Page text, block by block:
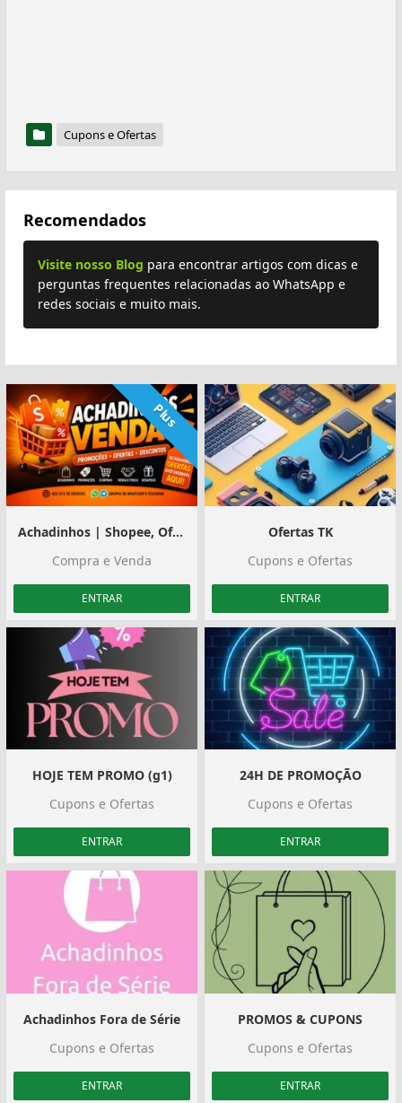
Cupons e Ofertas
Recomendados
Visite nosso Blog para encontrar artigos com dicas e
perguntas frequentes relacionadas ao WhatsApp e
redes sociais e muito mais.
Plus
Achadinhos | Shopee, Ofertas e Divulgação
Compra e Venda
ENTRAR
Ofertas TK
Cupons e Ofertas
ENTRAR
HOJE TEM PROMO (g1)
Cupons e Ofertas
ENTRAR
24H DE PROMOÇÃO
Cupons e Ofertas
ENTRAR
Achadinhos Fora de Série
Cupons e Ofertas
ENTRAR
PROMOS & CUPONS
Cupons e Ofertas
ENTRAR